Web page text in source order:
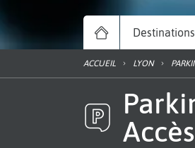
Destinations
ACCUEIL LYON
Parking Alyse Parc Auto couvert Lyon Saint Exupéry - Prix,